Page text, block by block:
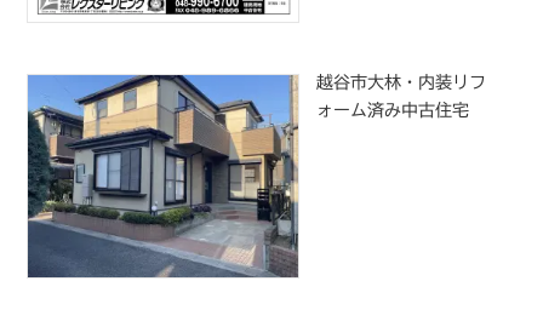
越谷市大林・内装リフ
ォーム済み中古住宅